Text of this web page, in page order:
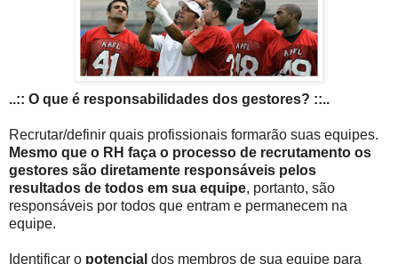
..:: O que é responsabilidades dos gestores? ::..
Recrutar/definir quais profissionais formarão suas equipes.
Mesmo que o RH faça o processo de recrutamento os
gestores são diretamente responsáveis pelos
resultados de todos em sua equipe, portanto, são
responsáveis por todos que entram e permanecem na
equipe.
Identificar o potencial dos membros de sua equipe para